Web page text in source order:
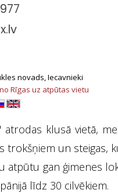
novads, Iecavnieki
no Rīgas uz atpūtas vietu
atrodas klusā vietā,
trokšņiem un steigas,
atpūtu gan ģimenes
līdz 30 cilvēkiem.